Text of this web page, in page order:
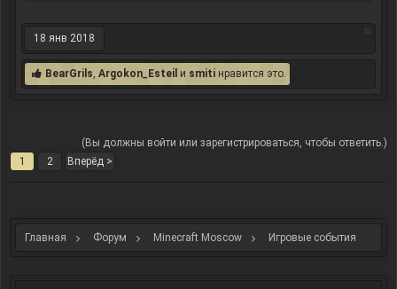
18 янв 2018
BearGrils, Argokon_Esteil и smiti нравится это.
(Вы должны войти или зарегистрироваться, чтобы ответить.)
1
2 Вперёд >
Главная Форум Minecraft Moscow Игровые события